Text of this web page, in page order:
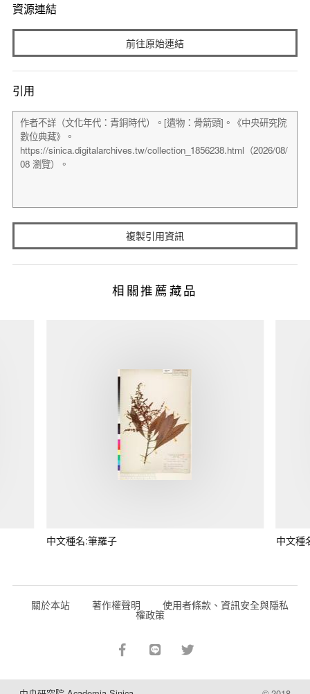
資源連結
前往原始連結
引用
複製引用資訊
相關推薦藏品
中文種名:筆羅子 中文種
關於本站 著作權聲明 使用者條款、資訊安全與隱私
權政策